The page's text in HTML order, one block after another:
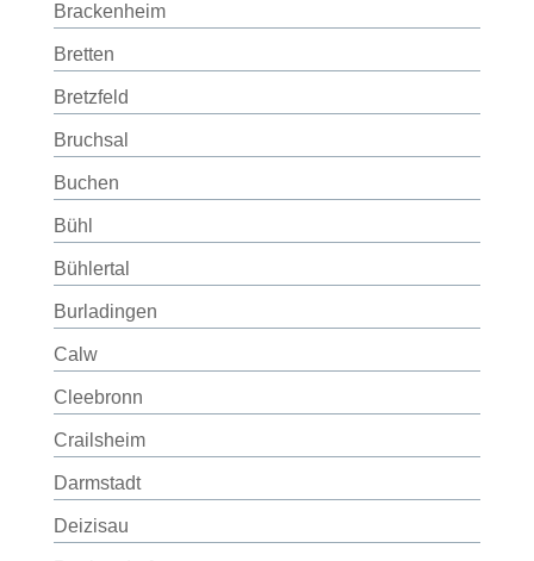
Brackenheim
Bretten
Bretzfeld
Bruchsal
Buchen
Bühl
Bühlertal
Burladingen
Calw
Cleebronn
Crailsheim
Darmstadt
Deizisau